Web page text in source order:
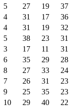
5 27 19
37
4 31 17
36
4 31 19
32
5 38 23
31
3 17 11
31
6 35 29
28
8 27 33
24
7 26 31
23
9 25 35
23
10 29 40
22